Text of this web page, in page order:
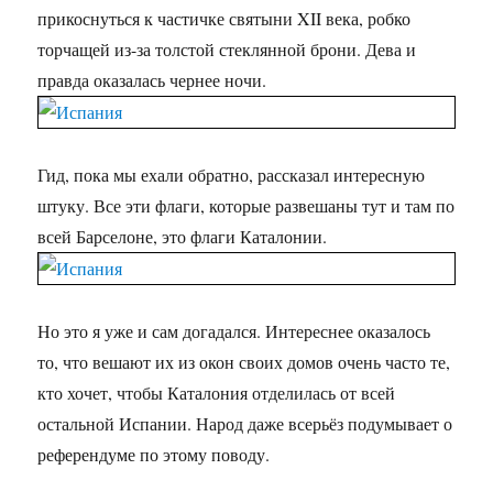
прикоснуться к частичке святыни XII века, робко
торчащей из-за толстой стеклянной брони. Дева и
правда оказалась чернее ночи.
Гид, пока мы ехали обратно, рассказал интересную
штуку. Все эти флаги, которые развешаны тут и там по
всей Барселоне, это флаги Каталонии.
Но это я уже и сам догадался. Интереснее оказалось
то, что вешают их из окон своих домов очень часто те,
кто хочет, чтобы Каталония отделилась от всей
остальной Испании. Народ даже всерьёз подумывает о
референдуме по этому поводу.